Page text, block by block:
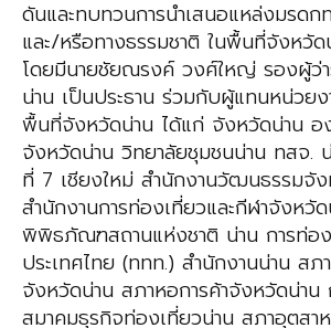
ดันและทบทวนการนำเสนอแหล่งมรด
และ/หรือทางธรรมชาติ ในพื้นที่จังหวัด
โดยมีนายชัยณรงค์ วงศ์ใหญ่ รองผู้ว่า
น่าน เป็นประธาน ร่วมกับผู้แทนหน่วย
พื้นที่จังหวัดน่าน ได้แก่ จังหวัดน่าน อ
จังหวัดน่าน วิทยาลัยชุมชนน่าน ทสจ.
ที่ 7 เชียงใหม่ สำนักงานวัฒนธรรมจั
สำนักงานการท่องเที่ยวและกีฬาจังหวั
พิพิธภัณฑสถานแห่งชาติ น่าน การท่อ
ประเทศไทย (ททท.) สำนักงานน่าน ส
จังหวัดน่าน สภาหอการค้าจังหวัดน่าน
สมาคมธุรกิจท่องเที่ยวน่าน สภาอุตสา